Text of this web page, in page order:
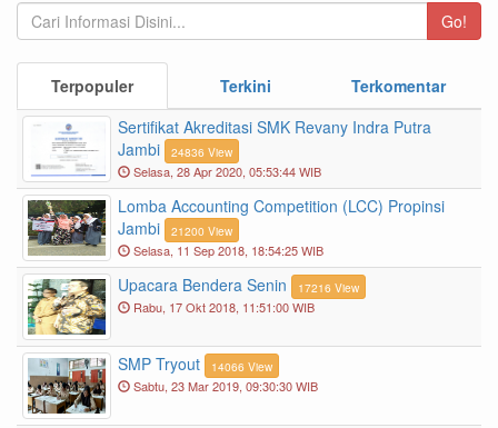
Go!
Terpopuler Terkini
Terkomentar
Sertifikat Akreditasi SMK Revany Indra Putra
Jambi
24836 View
Selasa, 28 Apr 2020, 05:53:44 WIB
Lomba Accounting Competition (LCC) Propinsi
Jambi
21200 View
Selasa, 11 Sep 2018, 18:54:25 WIB
Upacara Bendera Senin 17216 View
Rabu, 17 Okt 2018, 11:51:00 WIB
SMP Tryout 14066 View
Sabtu, 23 Mar 2019, 09:30:30 WIB
Penerimaan Siswa Baru Siswa SMK Revany Indra